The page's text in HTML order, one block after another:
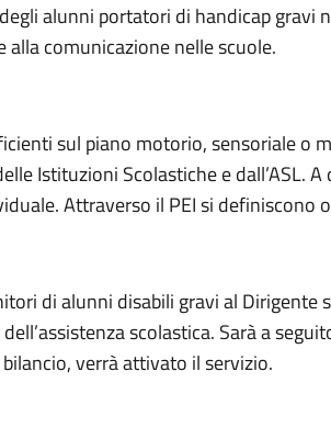
alunni portatori di handicap gravi
alla comunicazione nelle scuole.
sul piano motorio, sensoriale o
Istituzioni Scolastiche e dall’ASL.
Attraverso il PEI si
di alunni disabili gravi al
scolastica. Sarà a
verrà attivato il servizio.